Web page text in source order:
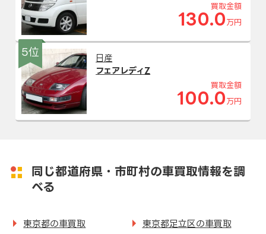
買取金額
130.0 万円
5位
日産
フェアレディZ
買取金額
100.0 万円
同じ都道府県・市町村の車買取情報を調
べる
東京都の車買取 東京都足立区の車買取